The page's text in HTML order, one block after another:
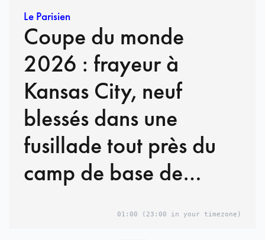
Le Parisien
Coupe du monde
2026 : frayeur à
Kansas City, neuf
blessés dans une
fusillade tout près du
camp de base de
01:00 (23:00 in your timezone)